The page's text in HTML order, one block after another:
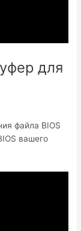
для
файла BIOS
вашего